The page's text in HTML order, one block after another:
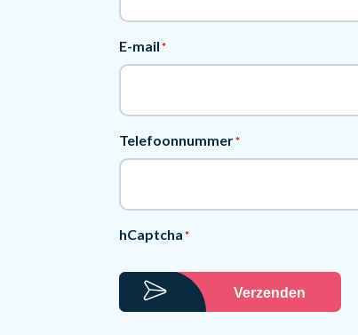
E-mail *
Telefoonnummer*
hCaptcha *
Verzenden